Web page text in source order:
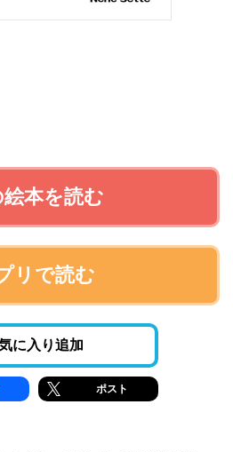
絵本を読む
リで読む
に入り追加
ポスト